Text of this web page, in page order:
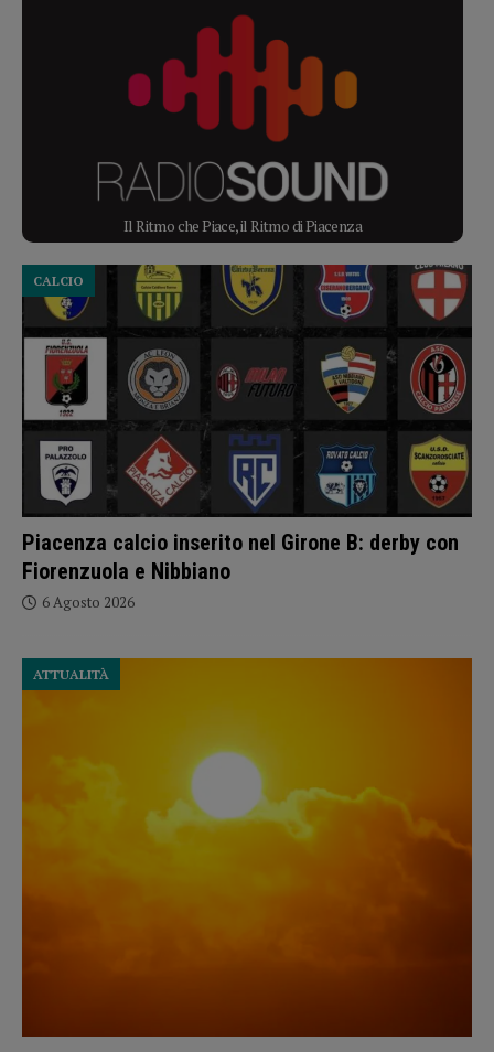
Il Ritmo che Piace, il Ritmo di Piacenza
Piacenza calcio inserito nel Girone B: derby con
Fiorenzuola e Nibbiano
CALCIO
6 Agosto 2026
ATTUALITÀ